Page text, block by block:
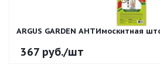
ARGUS GARDEN АНТИмоскитная
367 руб./шт